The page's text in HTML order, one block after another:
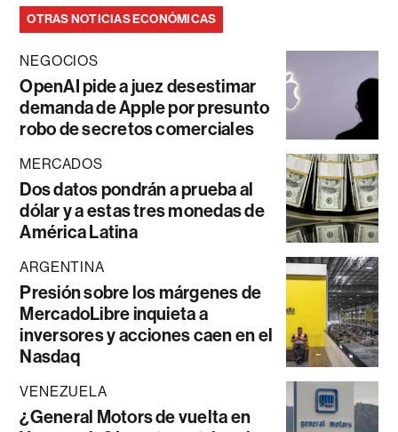
OTRAS NOTICIAS ECONÓMICAS
NEGOCIOS
OpenAI pide a juez desestimar
demanda de Apple por presunto
robo de secretos comerciales
MERCADOS
Dos datos pondrán a prueba al
dólar y a estas tres monedas de
América Latina
ARGENTINA
Presión sobre los márgenes de
MercadoLibre inquieta a
inversores y acciones caen en el
Nasdaq
VENEZUELA
¿General Motors de vuelta en